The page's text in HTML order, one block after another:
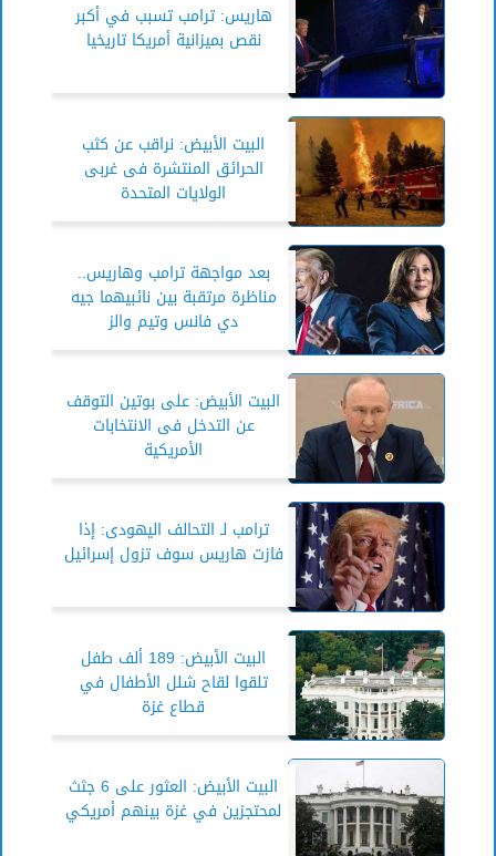
هاريس: ترامب تسبب في أكبر
نقص بميزانية أمريكا تاريخيا
البيت الأبيض: نراقب عن كثب
الحرائق المنتشرة فى غربى
الولايات المتحدة
بعد مواجهة ترامب وهاريس..
مناظرة مرتقبة بين نائبيهما جيه
دي فانس وتيم والز
البيت الأبيض: على بوتين التوقف
عن التدخل فى الانتخابات
الأمريكية
ترامب لـ التحالف اليهودى: إذا
فازت هاريس سوف تزول إسرائيل
البيت الأبيض: 189 ألف طفل
تلقوا لقاح شلل الأطفال في
قطاع غزة
البيت الأبيض: العثور على 6 جثث
لمحتجزين في غزة بينهم أمريكي